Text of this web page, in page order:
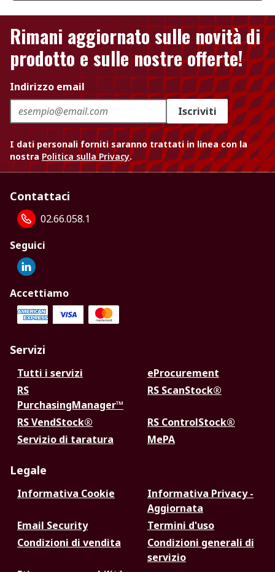
Rimani aggiornato sulle novità di
prodotto e sulle nostre offerte!
Indirizzo email
Iscriviti
I dati personali forniti saranno trattati in linea con la
nostra Politica sulla Privacy.
Contattaci
02.66.058.1
Seguici
Accettiamo
Servizi
Tutti i servizi
eProcurement
RS
PurchasingManager™
RS ScanStock®
RS VendStock®
RS ControlStock®
Servizio di taratura
MePA
Legale
Informativa Cookie
Informativa Privacy -
Aggiornata
Email Security
Termini d'uso
Condizioni di vendita
Condizioni generali di
servizio